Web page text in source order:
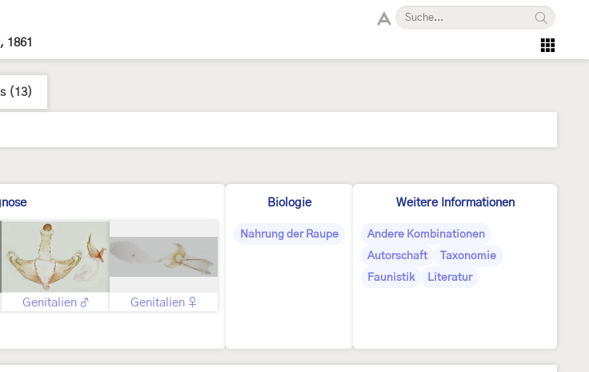
1861
(13)
Genitalien ♂ Genitalien ♀
Biologie
Nahrung der Raupe
Weitere Informationen
Andere Kombinationen
Autorschaft
Taxonomie
Faunistik
Literatur